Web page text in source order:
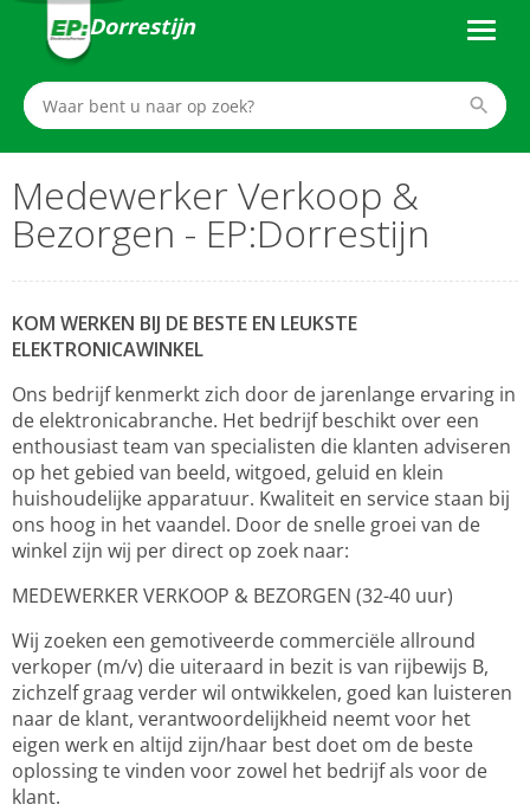
Dorrestijn
Medewerker Verkoop &
Bezorgen - EP:Dorrestijn
KOM WERKEN BIJ DE BESTE EN LEUKSTE
ELEKTRONICAWINKEL
Ons bedrijf kenmerkt zich door de jarenlange ervaring in
de elektronicabranche. Het bedrijf beschikt over een
enthousiast team van specialisten die klanten adviseren
op het gebied van beeld, witgoed, geluid en klein
huishoudelijke apparatuur. Kwaliteit en service staan bij
ons hoog in het vaandel. Door de snelle groei van de
winkel zijn wij per direct op zoek naar:
MEDEWERKER VERKOOP & BEZORGEN (32-40 uur)
Wij zoeken een gemotiveerde commerciële allround
verkoper (m/v) die uiteraard in bezit is van rijbewijs B,
zichzelf graag verder wil ontwikkelen, goed kan luisteren
naar de klant, verantwoordelijkheid neemt voor het
eigen werk en altijd zijn/haar best doet om de beste
oplossing te vinden voor zowel het bedrijf als voor de
klant.